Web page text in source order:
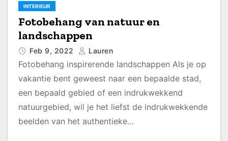
INTERIEUR
Fotobehang van natuur en
landschappen
Feb 9, 2022 Lauren
Fotobehang inspirerende landschappen Als je op
vakantie bent geweest naar een bepaalde stad,
een bepaald gebied of een indrukwekkend
natuurgebied, wil je het liefst de indrukwekkende
beelden van het authentieke…